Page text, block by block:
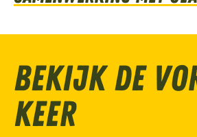
Bekijk de
keer